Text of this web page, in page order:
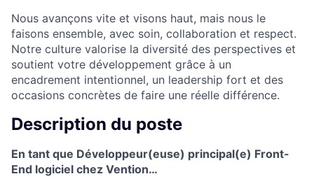
Nous avançons vite et visons haut, mais nous le
faisons ensemble, avec soin, collaboration et respect.
Notre culture valorise la diversité des perspectives et
soutient votre développement grâce à un
encadrement intentionnel, un leadership fort et des
occasions concrètes de faire une réelle différence.
Description du poste
En tant que Développeur(euse) principal(e) Front-
End logiciel chez Vention…